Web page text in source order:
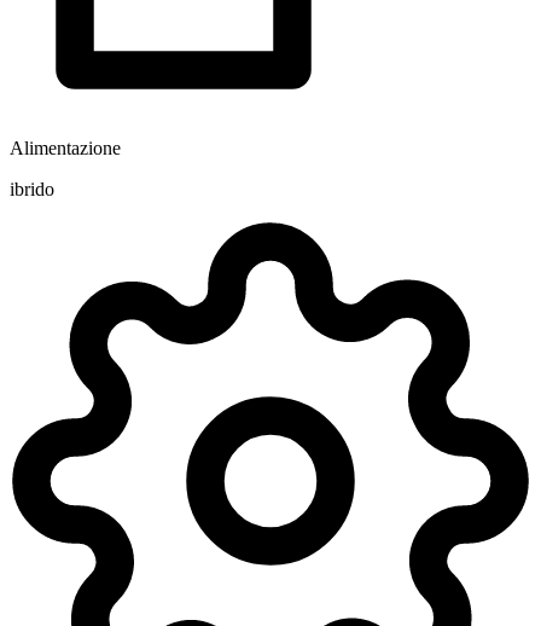
Alimentazione
ibrido